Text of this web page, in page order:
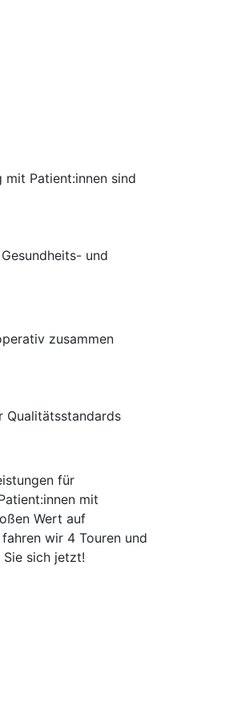
Patient:innen sind
und
zusammen
Qualitätsstandards
für
mit
Wert auf
wir 4 Touren und
Sie sich jetzt!